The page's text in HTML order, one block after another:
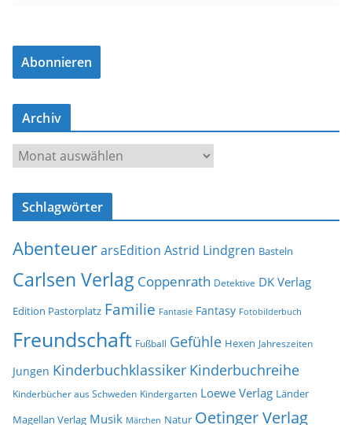
a
l
-
d
s
e
Abonnieren
Archiv
r
c
v
Schlagwörter
AbenteuerarsEdition Astrid Lindgren Basteln
Carlsen Verlag Coppenrath Detektive DK Verlag
Edition Pastorplatz Familie Fantasie Fantasy Fotobilderbuch
Freundschaft Fußball Gefühle Hexen Jahreszeiten
Jungen Kinderbuchklassiker Kinderbuchreihe
Kinderbücher aus Schweden Kindergarten Loewe Verlag Länder
Magellan Verlag Musik Märchen Natur Oetinger Verlag